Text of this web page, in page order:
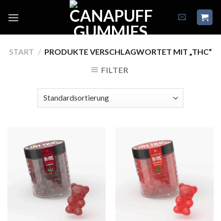
START / PRODUKTE VERSCHLAGWORTET MIT „THC“
FILTER